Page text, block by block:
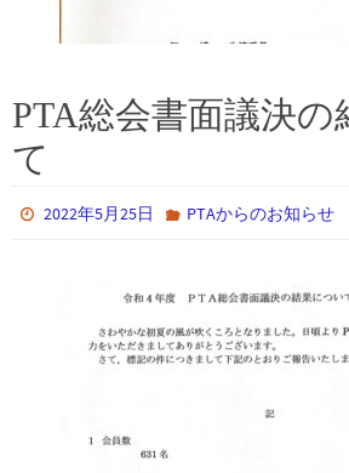
PTA総会書面議決の
て
2022年5月25日 PTAからのお知らせ